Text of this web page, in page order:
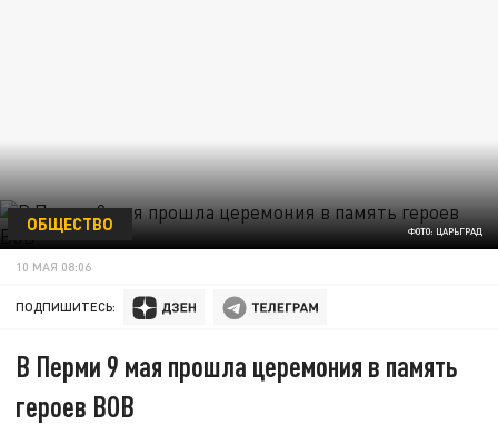
ФОТО: ЦАРЬГРАД
ОБЩЕСТВО
10 МАЯ 08:06
ПОДПИШИТЕСЬ:
В Перми 9 мая прошла церемония в память
героев ВОВ